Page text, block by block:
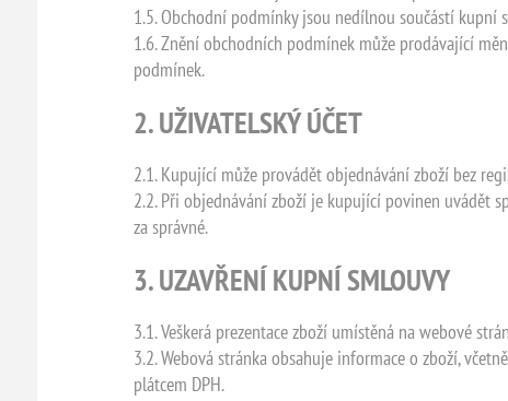
1.5. Obchodní podmínky jsou nedílnou součástí kupní
1.6. Znění obchodních podmínek může prodávající
podmínek.
2. UŽIVATELSKÝ ÚČET
2.1. Kupující může provádět objednávání zboží bez
2.2. Při objednávání zboží je kupující povinen uvádět
za správné.
3. UZAVŘENÍ KUPNÍ SMLOUVY
3.1. Veškerá prezentace zboží umístěná na webové
3.2. Webová stránka obsahuje informace o zboží,
plátcem DPH.